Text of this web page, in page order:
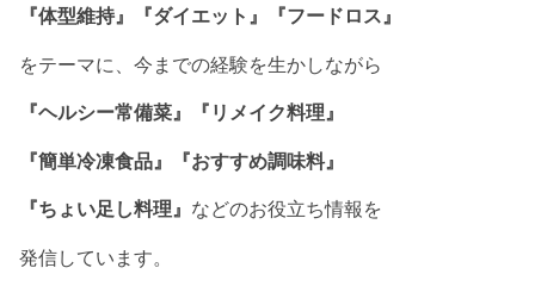
『体型維持』『ダイエット』『フードロス』
をテーマに、今までの経験を生かしながら
『ヘルシー常備菜』『リメイク料理』
『簡単冷凍食品』『おすすめ調味料』
『ちょい足し料理』 などのお役立ち情報を
発信しています。